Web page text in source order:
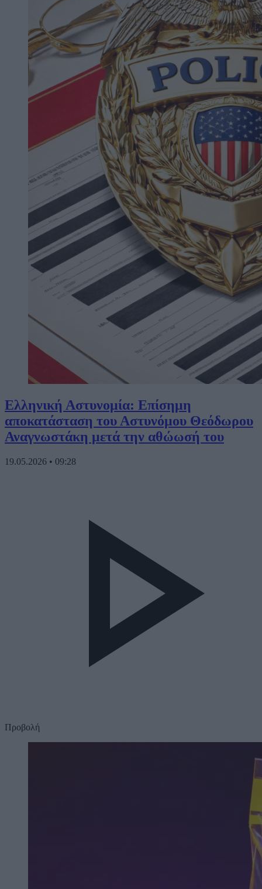
Ελληνική Αστυνομία: Επίσημη
αποκατάσταση του Αστυνόμου Θεόδωρου
Αναγνωστάκη μετά την αθώωσή του
19.05.2026 • 09:28
Προβολή